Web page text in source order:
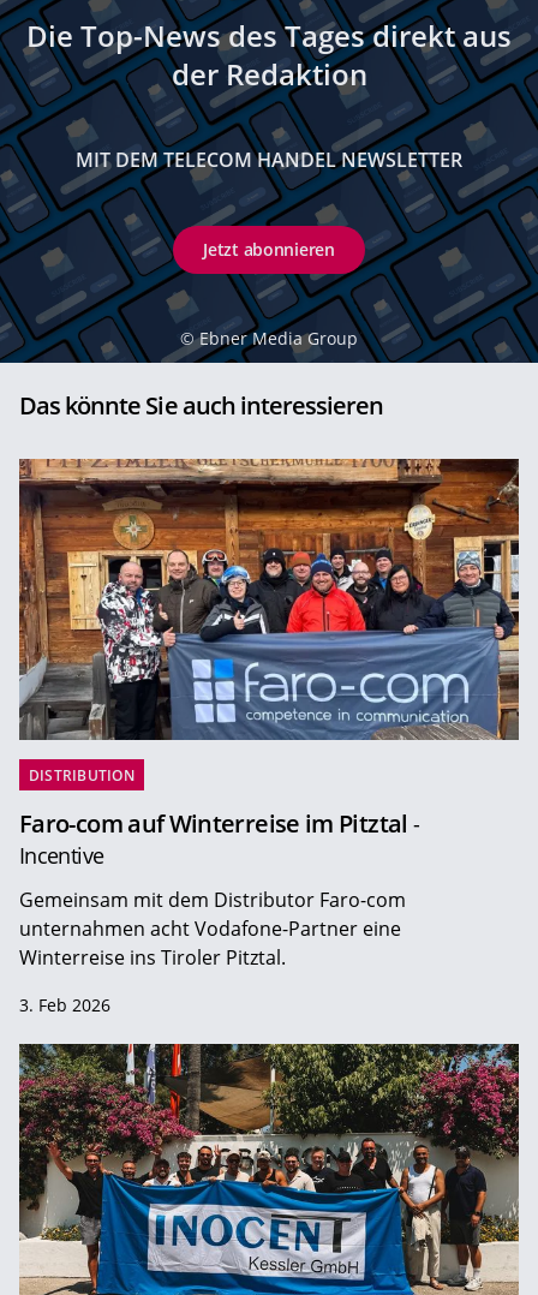
Die Top-News des Tages direkt aus
der Redaktion
MIT DEM TELECOM HANDEL NEWSLETTER
Jetzt abonnieren
© Ebner Media Group
Das könnte Sie auch interessieren
DISTRIBUTION
Faro-com auf Winterreise im Pitztal -
Incentive
Gemeinsam mit dem Distributor Faro-com
unternahmen acht Vodafone-Partner eine
Winterreise ins Tiroler Pitztal.
3. Feb 2026